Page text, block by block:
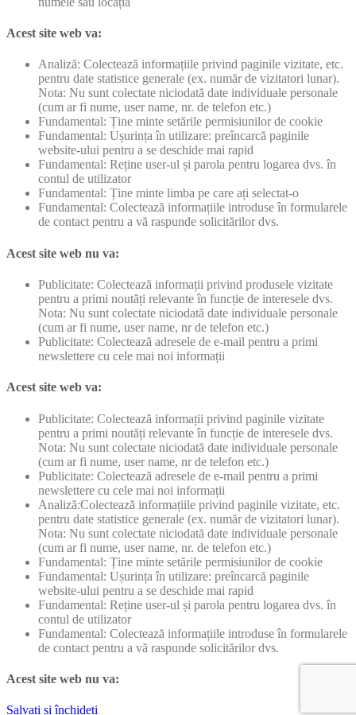
Acest site web va:
Analiză: Colectează informațiile privind paginile vizitate, etc.
pentru date statistice generale (ex. număr de vizitatori lunar).
Nota: Nu sunt colectate niciodată date individuale personale
(cum ar fi nume, user name, nr. de telefon etc.)
Fundamental: Ține minte setările permisiunilor de cookie
Fundamental: Ușurința în utilizare: preîncarcă paginile
website-ului pentru a se deschide mai rapid
Fundamental: Reține user-ul și parola pentru logarea dvs. în
contul de utilizator
Fundamental: Ține minte limba pe care ați selectat-o
Fundamental: Colectează informațiile introduse în formularele
de contact pentru a vă raspunde solicitărilor dvs.
Acest site web nu va:
Publicitate: Colectează informații privind produsele vizitate
pentru a primi noutăți relevante în funcție de interesele dvs.
Nota: Nu sunt colectate niciodată date individuale personale
(cum ar fi nume, user name, nr de telefon etc.)
Publicitate: Colectează adresele de e-mail pentru a primi
newslettere cu cele mai noi informații
Acest site web va:
Publicitate: Colectează informații privind paginile vizitate
pentru a primi noutăți relevante în funcție de interesele dvs.
Nota: Nu sunt colectate niciodată date individuale personale
(cum ar fi nume, user name, nr de telefon etc.)
Publicitate: Colectează adresele de e-mail pentru a primi
newslettere cu cele mai noi informații
Analiză:Colectează informațiile privind paginile vizitate, etc.
pentru date statistice generale (ex. număr de vizitatori lunar).
Nota: Nu sunt colectate niciodată date individuale personale
(cum ar fi nume, user name, nr. de telefon etc.)
Fundamental: Ține minte setările permisiunilor de cookie
Fundamental: Ușurința în utilizare: preîncarcă paginile
website-ului pentru a se deschide mai rapid
Fundamental: Reține user-ul și parola pentru logarea dvs. în
contul de utilizator
Fundamental: Colectează informațiile introduse în formularele
de contact pentru a vă raspunde solicitărilor dvs.
Acest site web nu va:
Salvați și închideți